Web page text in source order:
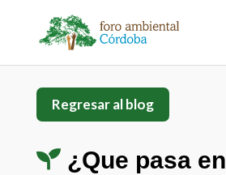
Regresar al blog
¿Que pasa en